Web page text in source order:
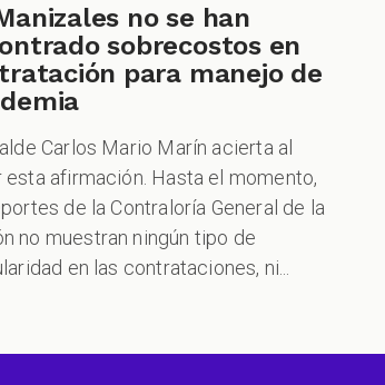
no se han
sobrecostos en
para manejo de
Carlos Mario Marín acierta al
esta afirmación. Hasta el momento,
de la Contraloría General de la
no muestran ningún tipo de
en las contrataciones, ni...